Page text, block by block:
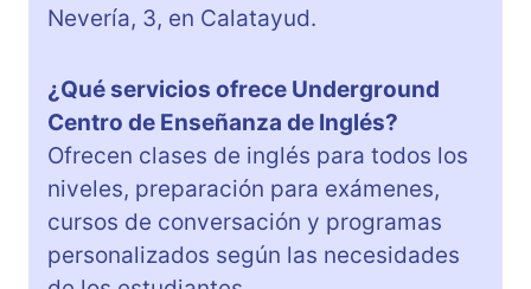
Nevería, 3, en Calatayud.
¿Qué servicios ofrece Underground
Centro de Enseñanza de Inglés?
Ofrecen clases de inglés para todos los
niveles, preparación para exámenes,
cursos de conversación y programas
personalizados según las necesidades